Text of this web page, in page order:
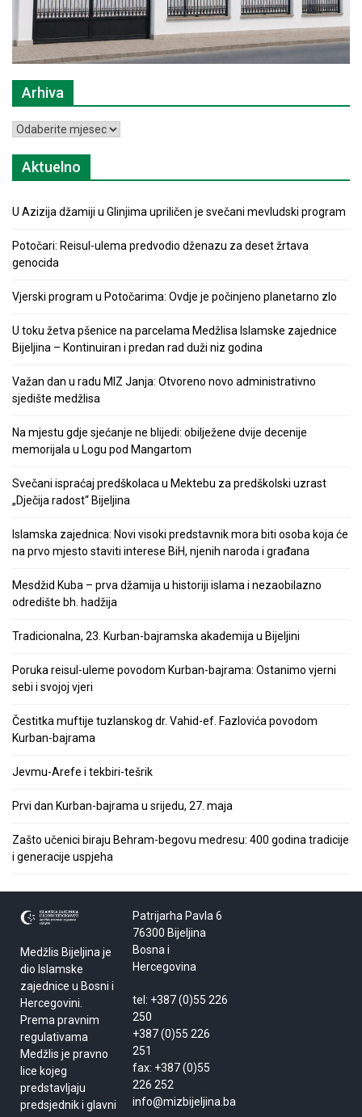
Arhiva
Arhiva
Aktuelno
U Azizija džamiji u Glinjima upriličen je svečani mevludski program
Potočari: Reisul-ulema predvodio dženazu za deset žrtava
genocida
Vjerski program u Potočarima: Ovdje je počinjeno planetarno zlo
U toku žetva pšenice na parcelama Medžlisa Islamske zajednice
Bijeljina – Kontinuiran i predan rad duži niz godina
Važan dan u radu MIZ Janja: Otvoreno novo administrativno
sjedište medžlisa
Na mjestu gdje sjećanje ne blijedi: obilježene dvije decenije
memorijala u Logu pod Mangartom
Svečani ispraćaj predškolaca u Mektebu za predškolski uzrast
„Dječija radost“ Bijeljina
Islamska zajednica: Novi visoki predstavnik mora biti osoba koja će
na prvo mjesto staviti interese BiH, njenih naroda i građana
Mesdžid Kuba – prva džamija u historiji islama i nezaobilazno
odredište bh. hadžija
Tradicionalna, 23. Kurban-bajramska akademija u Bijeljini
Poruka reisul-uleme povodom Kurban-bajrama: Ostanimo vjerni
sebi i svojoj vjeri
Čestitka muftije tuzlanskog dr. Vahid-ef. Fazlovića povodom
Kurban-bajrama
Jevmu-Arefe i tekbiri-tešrik
Prvi dan Kurban-bajrama u srijedu, 27. maja
Zašto učenici biraju Behram-begovu medresu: 400 godina tradicije
i generacije uspjeha
Medžlis Bijeljina je
dio Islamske
zajednice u Bosni i
Hercegovini.
Prema pravnim
regulativama
Medžlis je pravno
lice kojeg
predstavljaju
predsjednik i glavni
Patrijarha Pavla 6
76300 Bijeljina
Bosna i
Hercegovina
tel: +387 (0)55 226
250
+387 (0)55 226
251
fax: +387 (0)55
226 252
info@mizbijeljina.ba